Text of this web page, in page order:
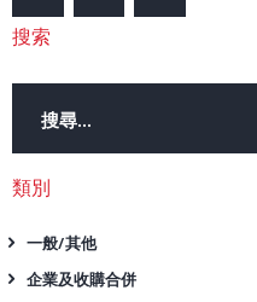
搜索
類別
一般/其他
企業及收購合併